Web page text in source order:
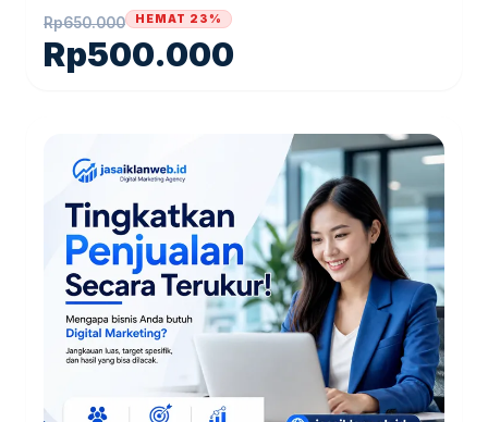
Rp650.000
Rp500.000
HEMAT 23%